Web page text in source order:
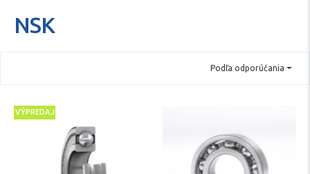
NSK
Podľa odporúčania
VÝPREDAJ